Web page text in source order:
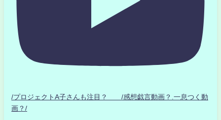
/プロジェクトA子さんも注目？ /感想戯言動画？.一息つく動
画？/